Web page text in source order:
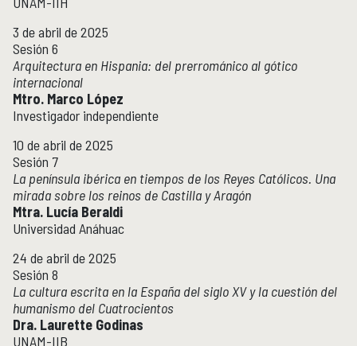
3 de abril de 2025
Sesión 6
Arquitectura en Hispania: del prerrománico al gótico
internacional
Mtro. Marco López
Investigador independiente
10 de abril de 2025
Sesión 7
La península ibérica en tiempos de los Reyes Católicos. Una
mirada sobre los reinos de Castilla y Aragón
Mtra. Lucía Beraldi
Universidad Anáhuac
24 de abril de 2025
Sesión 8
La cultura escrita en la España del siglo XV y la cuestión del
humanismo del Cuatrocientos
Dra. Laurette Godinas
UNAM-IIB